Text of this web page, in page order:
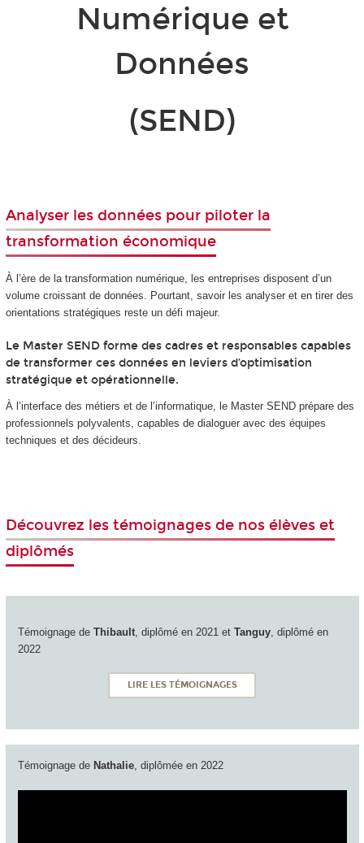
Numérique et
Données
(SEND)
Analyser les données pour piloter la
transformation économique
À l’ère de la transformation numérique, les entreprises disposent d’un
volume croissant de données. Pourtant, savoir les analyser et en tirer des
orientations stratégiques reste un défi majeur.
Le Master SEND forme des cadres et responsables capables
de transformer ces données en leviers d’optimisation
stratégique et opérationnelle.
À l’interface des métiers et de l’informatique, le Master SEND prépare des
professionnels polyvalents, capables de dialoguer avec des équipes
techniques et des décideurs.
Découvrez les témoignages de nos élèves et
diplômés
Témoignage de Thibault, diplômé en 2021 et Tanguy, diplômé en
2022
LIRE LES TÉMOIGNAGES
Témoignage de Nathalie, diplômée en 2022